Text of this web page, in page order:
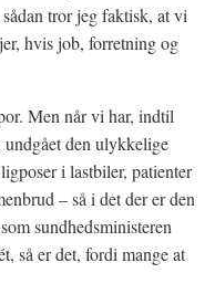
tror jeg faktisk, at vi
hvis job, forretning og
Men når vi har, indtil
den ulykkelige
i lastbiler, patienter
– så i det der er den
sundhedsministeren
så er det, fordi mange at